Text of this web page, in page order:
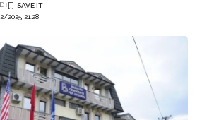
2025 21:28